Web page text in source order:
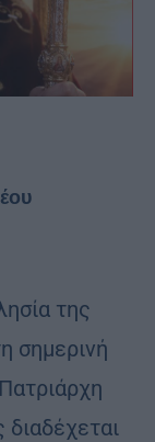
της
σημερινή
διαδέχεται